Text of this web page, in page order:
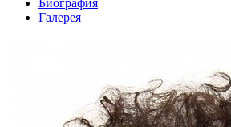
Галерея